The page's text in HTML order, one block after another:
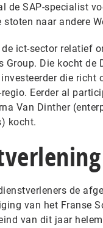
de SAP-specialist
stoten naar andere
de ict-sector relatief
Group. Die kocht
die
regio. Eerder al
Van Dinther
kocht.
de
van het Franse
van dit jaar